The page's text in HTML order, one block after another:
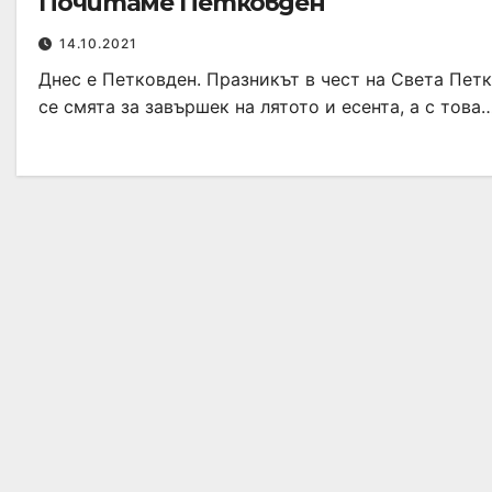
14.10.2021
Днес е Петковден. Празникът в чест на Света
се смята за завършек на лятото и есента, а с